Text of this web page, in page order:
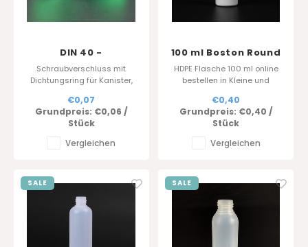
DIN 40 -
Kanisterverschluss -
Verschlusskappe
Schraubverschluss mit
Dichtungsring für Kanister,
und Schutz für Flüssigkeiten.
Verschiedene Farben
verfügbar, schnelle Lieferung.
Fordern Sie ein Muster an.
€0,07
Grundpreis: €0,06 /
Stück
Vergleichen
100 ml Boston Round
HDPE - Weiss -
20/410
HDPE Flasche 100 ml online
bestellen in Kleine und
und Händler in Verpackunge
€0,40
Grundpreis: €0,40 /
Stück
Vergleichen
SALE SALE